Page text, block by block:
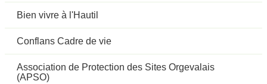
Bien vivre à l'Hautil
Conflans Cadre de vie
Association de Protection des Sites Orgevalais
(APSO)